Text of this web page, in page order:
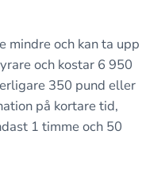
mindre och kan ta upp
och kostar 6 950
350 pund eller
på kortare tid,
1 timme och 50